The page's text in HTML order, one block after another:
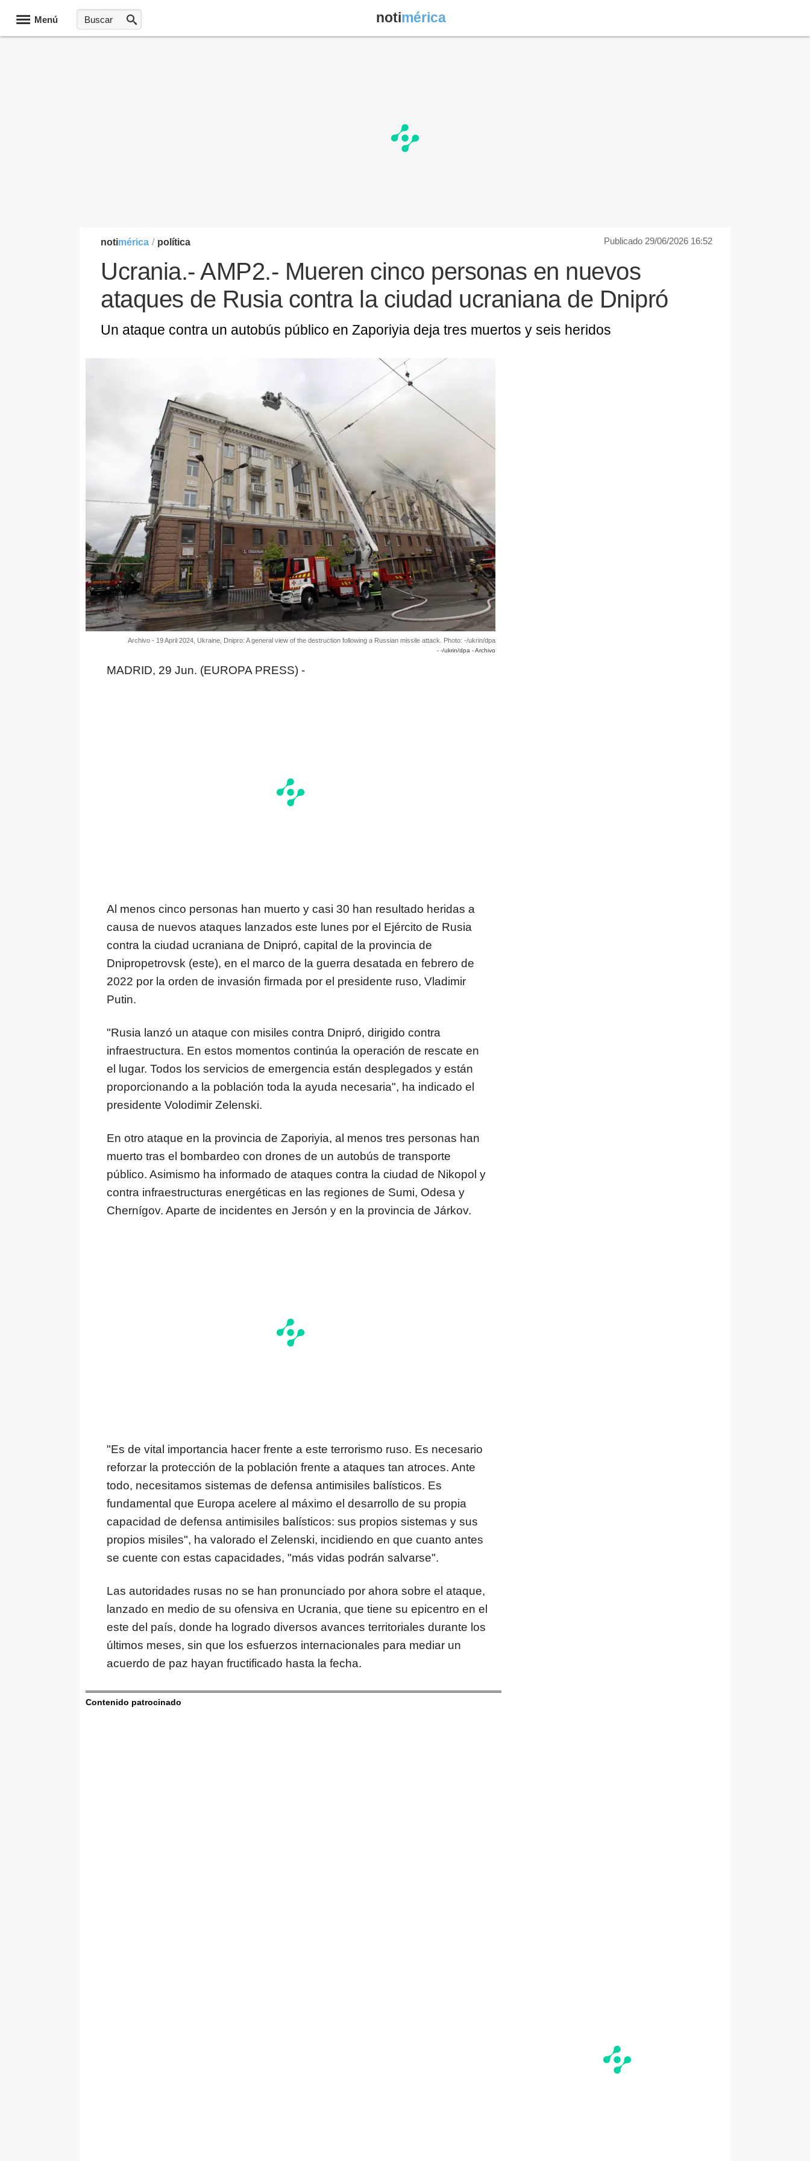
Menú notimérica
notimérica / política Publicado 29/06/2026 16:52
Ucrania.- AMP2.- Mueren cinco personas en nuevos
ataques de Rusia contra la ciudad ucraniana de Dnipró
Un ataque contra un autobús público en Zaporiyia deja tres muertos y seis heridos
Archivo - 19 April 2024, Ukraine, Dnipro: A general view of the destruction following a Russian missile attack. Photo: -/ukrin/dpa
- -/ukrin/dpa - Archivo
MADRID, 29 Jun. (EUROPA PRESS) -
Al menos cinco personas han muerto y casi 30 han resultado heridas a
causa de nuevos ataques lanzados este lunes por el Ejército de Rusia
contra la ciudad ucraniana de Dnipró, capital de la provincia de
Dnipropetrovsk (este), en el marco de la guerra desatada en febrero de
2022 por la orden de invasión firmada por el presidente ruso, Vladimir
Putin.
"Rusia lanzó un ataque con misiles contra Dnipró, dirigido contra
infraestructura. En estos momentos continúa la operación de rescate en
el lugar. Todos los servicios de emergencia están desplegados y están
proporcionando a la población toda la ayuda necesaria", ha indicado el
presidente Volodimir Zelenski.
En otro ataque en la provincia de Zaporiyia, al menos tres personas han
muerto tras el bombardeo con drones de un autobús de transporte
público. Asimismo ha informado de ataques contra la ciudad de Nikopol y
contra infraestructuras energéticas en las regiones de Sumi, Odesa y
Chernígov. Aparte de incidentes en Jersón y en la provincia de Járkov.
"Es de vital importancia hacer frente a este terrorismo ruso. Es necesario
reforzar la protección de la población frente a ataques tan atroces. Ante
todo, necesitamos sistemas de defensa antimisiles balísticos. Es
fundamental que Europa acelere al máximo el desarrollo de su propia
capacidad de defensa antimisiles balísticos: sus propios sistemas y sus
propios misiles", ha valorado el Zelenski, incidiendo en que cuanto antes
se cuente con estas capacidades, "más vidas podrán salvarse".
Las autoridades rusas no se han pronunciado por ahora sobre el ataque,
lanzado en medio de su ofensiva en Ucrania, que tiene su epicentro en el
este del país, donde ha logrado diversos avances territoriales durante los
últimos meses, sin que los esfuerzos internacionales para mediar un
acuerdo de paz hayan fructificado hasta la fecha.
Contenido patrocinado